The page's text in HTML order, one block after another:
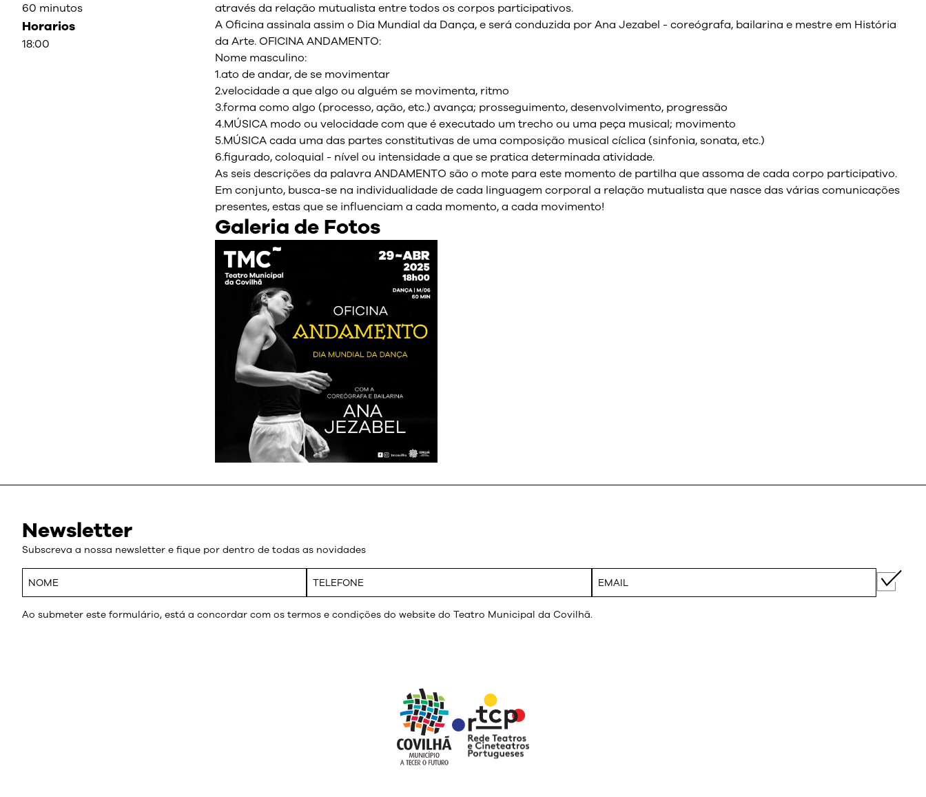
60 minutos
Horarios
18:00
através da relação mutualista entre todos os corpos participativos.
A Oficina assinala assim o Dia Mundial da Dança, e será conduzida por Ana Jezabel - coreógrafa, bailarina e mestre em História
da Arte. OFICINA ANDAMENTO:
Nome masculino:
1.ato de andar, de se movimentar
2.velocidade a que algo ou alguém se movimenta, ritmo
3.forma como algo (processo, ação, etc.) avança; prosseguimento, desenvolvimento, progressão
4.MÚSICA modo ou velocidade com que é executado um trecho ou uma peça musical; movimento
5.MÚSICA cada uma das partes constitutivas de uma composição musical cíclica (sinfonia, sonata, etc.)
6.figurado, coloquial - nível ou intensidade a que se pratica determinada atividade.
As seis descrições da palavra ANDAMENTO são o mote para este momento de partilha que assoma de cada corpo participativo.
Em conjunto, busca-se na individualidade de cada linguagem corporal a relação mutualista que nasce das várias comunicações
presentes, estas que se influenciam a cada momento, a cada movimento!
Galeria de Fotos
Newsletter
Subscreva a nossa newsletter e fique por dentro de todas as novidades
Ao submeter este formulário, está a concordar com os termos e condições do website do Teatro Municipal da Covilhã.